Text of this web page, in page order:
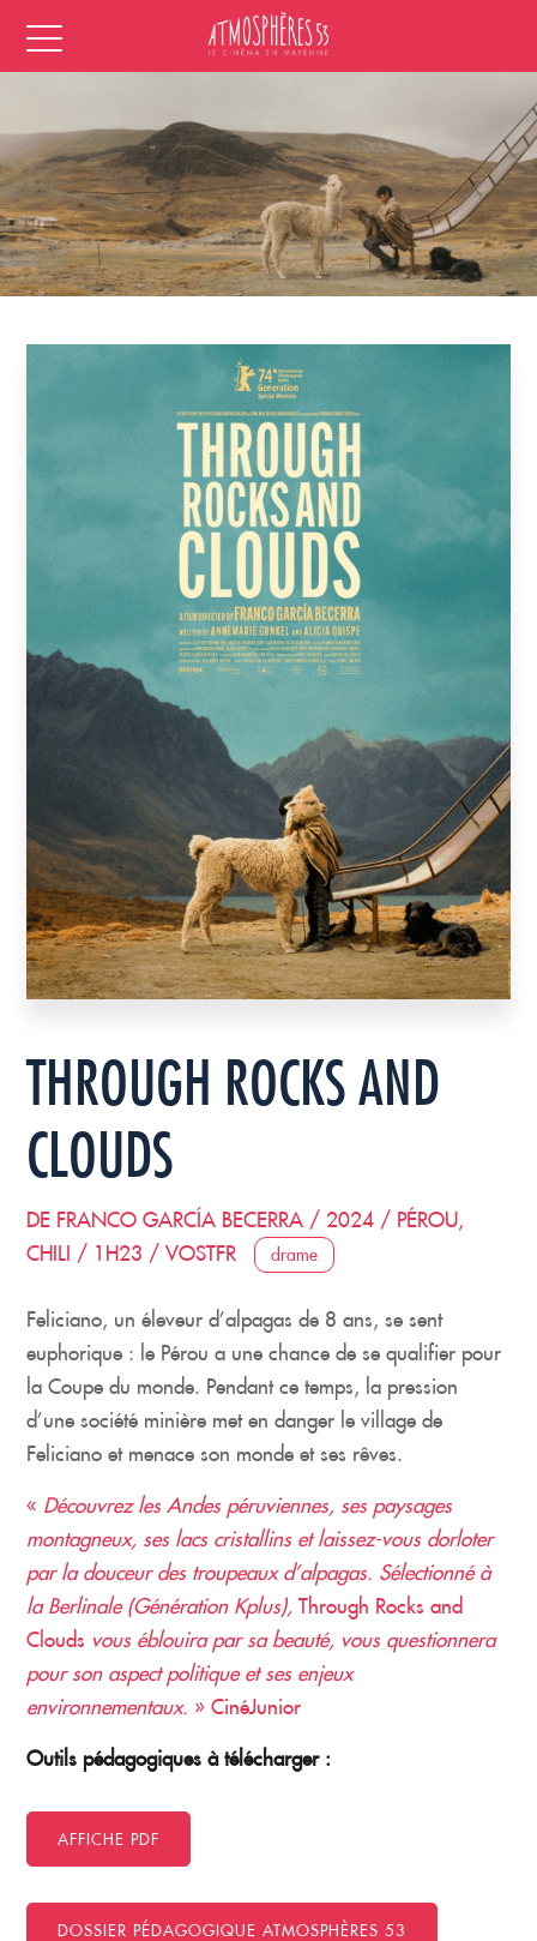
THROUGH ROCKS AND
CLOUDS
DE FRANCO GARCÍA BECERRA / 2024 / PÉROU,
CHILI / 1H23 / VOSTFR
drame
Feliciano, un éleveur d’alpagas de 8 ans, se sent
euphorique : le Pérou a une chance de se qualifier pour
la Coupe du monde. Pendant ce temps, la pression
d’une société minière met en danger le village de
Feliciano et menace son monde et ses rêves.
« Découvrez les Andes péruviennes, ses paysages
montagneux, ses lacs cristallins et laissez-vous dorloter
par la douceur des troupeaux d’alpagas. Sélectionné à
la Berlinale (Génération Kplus),Through Rocks and
Clouds vous éblouira par sa beauté, vous questionnera
pour son aspect politique et ses enjeux
environnementaux. » CinéJunior
Outils pédagogiques à télécharger :
AFFICHE PDF
DOSSIER PÉDAGOGIQUE ATMOSPHÈRES 53